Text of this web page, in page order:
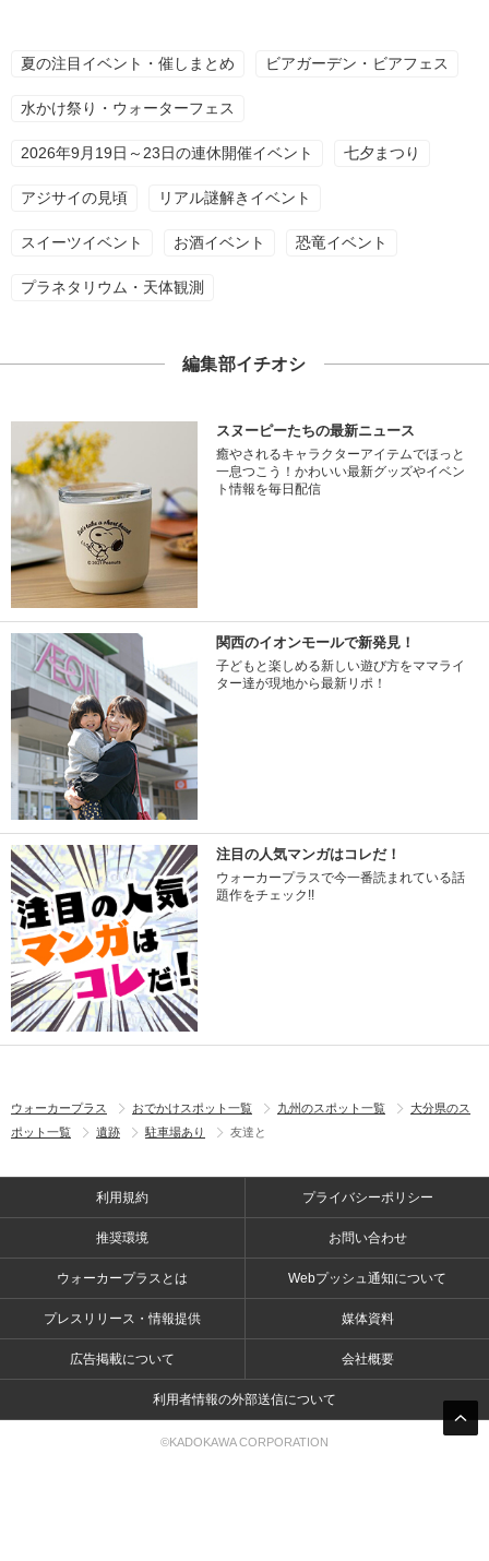
夏の注目イベント・催しまとめ ビアガーデン・ビアフェス
水かけ祭り・ウォーターフェス
2026年9月19日～23日の連休開催イベント 七夕まつり
アジサイの見頃 リアル謎解きイベント
スイーツイベント お酒イベント 恐竜イベント
プラネタリウム・天体観測
編集部イチオシ
スヌーピーたちの最新ニュース
癒やされるキャラクターアイテムでほっと
一息つこう！かわいい最新グッズやイベン
ト情報を毎日配信
関西のイオンモールで新発見！
子どもと楽しめる新しい遊び方をママライ
ター達が現地から最新リポ！
注目の人気マンガはコレだ！
ウォーカープラスで今一番読まれている話
題作をチェック!!
ウォーカープラス おでかけスポット一覧 九州のスポット一覧
大分県のス
ポット一覧
遺跡 駐車場あり 友達と
利用規約 プライバシーポリシー
推奨環境 お問い合わせ
ウォーカープラスとは Webプッシュ通知について
プレスリリース・情報提供 媒体資料
広告掲載について 会社概要
利用者情報の外部送信について
©KADOKAWA CORPORATION